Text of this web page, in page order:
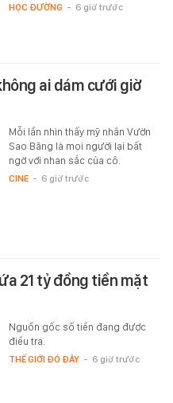
HỌC ĐƯỜNG - 6 giờ trước
ai dám cưới giờ
Mỗi lần nhìn thấy mỹ nhân Vườn
Sao Băng là mọi người lại bất
ngờ với nhan sắc của cô.
CINE - 6 giờ trước
21 tỷ đồng tiền mặt
Nguồn gốc số tiền đang được
điều tra.
THẾ GIỚI ĐÓ ĐÂY - 6 giờ trước